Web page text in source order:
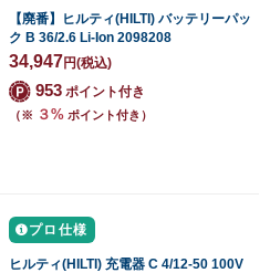
【廃番】ヒルティ(HILTI) バッテリーパッ
ク B 36/2.6 Li-Ion 2098208
34,947円(税込)
953 ポイント付き
（※ ３% ポイント付き）
プロ仕様
ヒルティ(HILTI) 充電器 C 4/12-50 100V